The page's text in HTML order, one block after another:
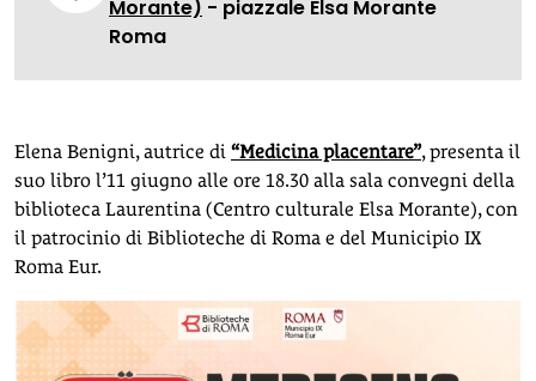
Morante) - piazzale Elsa Morante
Roma
Elena Benigni, autrice di “Medicina placentare”, presenta il
suo libro l’11 giugno alle ore 18.30 alla sala convegni della
biblioteca Laurentina (Centro culturale Elsa Morante), con
il patrocinio di Biblioteche di Roma e del Municipio IX
Roma Eur.